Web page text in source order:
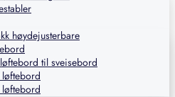
høydejusterbare
til sveisebord